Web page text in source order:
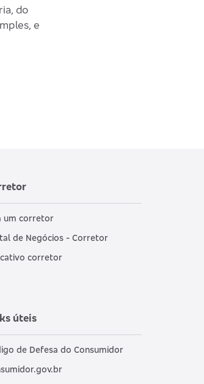
do
e
um corretor
de Negócios - Corretor
corretor
úteis
de Defesa do Consumidor